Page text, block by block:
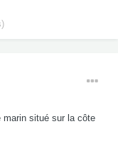
marin situé sur la côte